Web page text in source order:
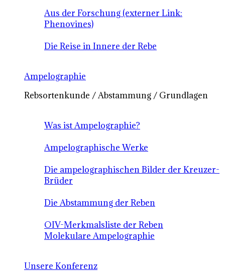
Aus der Forschung (externer Link:
Phenovines)
Die Reise in Innere der Rebe
Ampelographie
Rebsortenkunde / Abstammung / Grundlagen
Was ist Ampelographie?
Ampelographische Werke
Die ampelographischen Bilder der Kreuzer-
Brüder
Die Abstammung der Reben
OIV-Merkmalsliste der Reben
Molekulare Ampelographie
Unsere Konferenz